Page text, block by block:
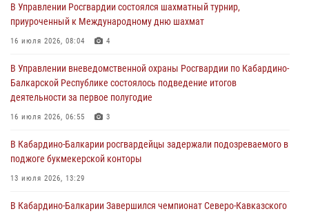
Состоялась рабочая встреча директора Росгвардии Героя России
генерала армии Виктора Золотова с заместителем полномочного
представителя Президента Российской Федерации в Северо-
31 июля 2026, 06:45 1
Управление Росгвардии по Кабардино-Балкарской Республике
информирует
В Управлении Росгвардии состоялся шахматный турнир,
приуроченный к Международному дню шахмат
16 июля 2026, 08:04 4
В Управлении вневедомственной охраны Росгвардии по Кабардино-
Балкарской Республике состоялось подведение итогов
деятельности за первое полугодие
16 июля 2026, 06:55 3
В Кабардино-Балкарии росгвардейцы задержали подозреваемого в
поджоге букмекерской конторы
13 июля 2026, 13:29
В Кабардино-Балкарии Завершился чемпионат Северо-Кавказского